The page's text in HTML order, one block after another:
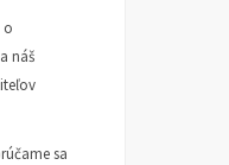
o
náš
sa